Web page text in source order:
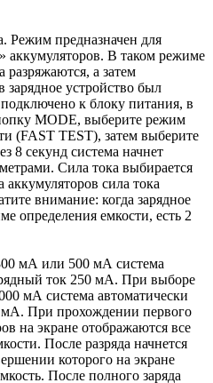
Режим предназначен для
аккумуляторов. В таком режиме
разряжаются, а затем
зарядное устройство был
к блоку питания, в
MODE, выберите режим
(FAST TEST), затем выберите
8 секунд система начнет
Сила тока выбирается
аккумуляторов сила тока
внимание: когда зарядное
определения емкости, есть 2
мА или 500 мА система
ток 250 мА. При выборе
мА система автоматически
мА. При прохождении первого
на экране отображаются все
После разряда начнется
которого на экране
После полного заряда